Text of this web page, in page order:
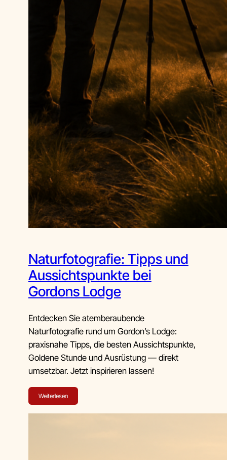
Naturfotografie: Tipps und
Aussichtspunkte bei
Gordons Lodge
Entdecken Sie atemberaubende
Naturfotografie rund um Gordon’s Lodge:
praxisnahe Tipps, die besten Aussichtspunkte,
Goldene Stunde und Ausrüstung — direkt
umsetzbar. Jetzt inspirieren lassen!
Weiterlesen